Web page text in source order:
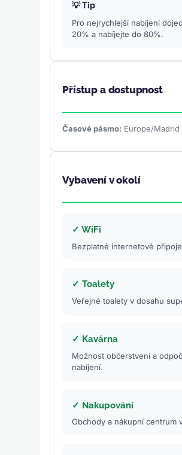
💡 Tip
Pro nejrychlejší nabíjení
20% a nabíjejte do 80%.
Přístup a dostupnost
Časové pásmo: Europe/Madrid
Vybavení v okolí
✓ WiFi
Bezplatné internetové
✓ Toalety
Veřejné toalety v dosahu
✓ Kavárna
Možnost občerstvení a
nabíjení.
✓ Nakupování
Obchody a nákupní centrum